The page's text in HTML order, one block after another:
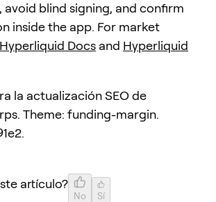
avoid blind signing, and confirm
inside the app. For market
Hyperliquid Docs and Hyperliquid
la actualización SEO de
Theme: funding-margin.
artículo?
No Sí